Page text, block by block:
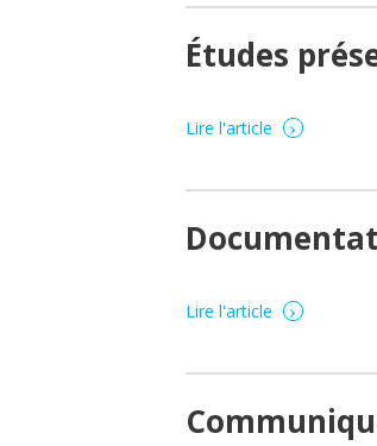
Études
Lire l'article ›
Lire l'article ›